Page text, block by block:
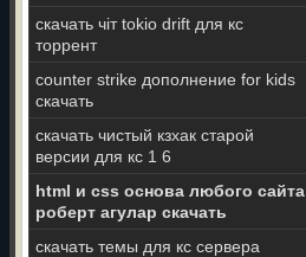
скачать чіт tokio drift для кс
торрент
counter strike дополнение for kids
скачать
скачать чистый кзхак старой
версии для кс 1 6
html и css основа любого сайта
роберт агулар скачать
скачать темы для кс сервера